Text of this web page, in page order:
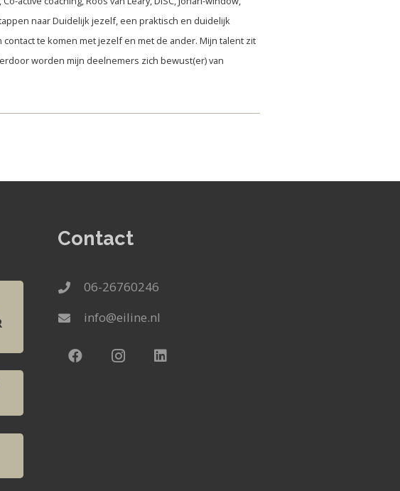
naar Duidelijk jezelf, een praktisch en duidelijk
te komen met jezelf en met de ander. Mijn talent zit
worden mijn deelnemers zich bewust(er) van
Contact
06-26760246
info@eiline.nl